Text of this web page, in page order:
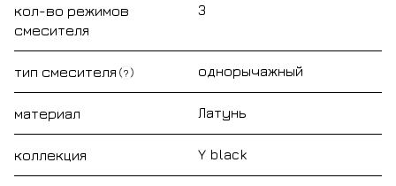
кол-во режимов
смесителя
3
тип смесителя ? однорычажный
материал Латунь
коллекция Y black